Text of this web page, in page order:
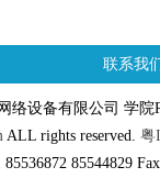
联系我
络设备有限公司 学院
ALL rights reserved. 粤
85544829